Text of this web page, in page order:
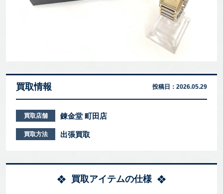
買取情報 投稿日： 2026.05.29
買取店舗 錬金堂 町田店
買取方法 出張買取
買取アイテムの仕様